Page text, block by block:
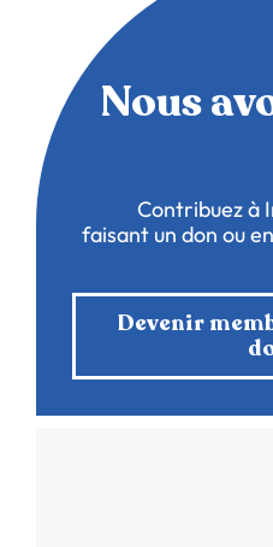
Nous
Contribuez à
faisant un don ou
Devenir